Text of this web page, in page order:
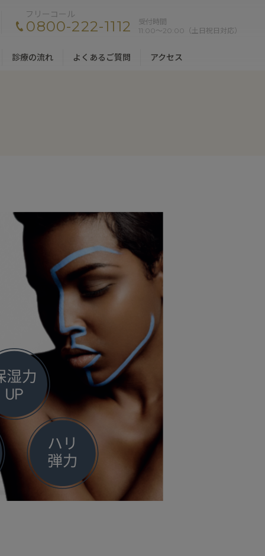
フリーコール
0800-222-1112
受付時間
11:00〜20:00（土日祝日対応）
診療の流れ よくあるご質問 アクセス